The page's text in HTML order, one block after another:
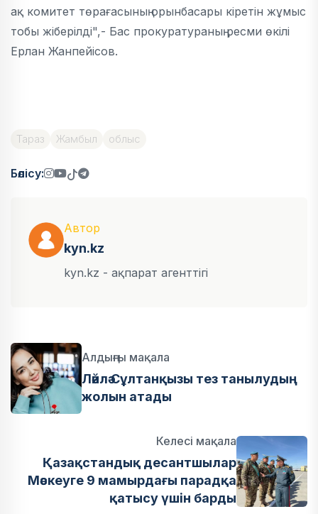
ақ комитет төрағасының орынбасары кіретін жұмыс
тобы жіберілді",- Бас прокуратураның ресми өкілі
Ерлан Жанпейісов.
Тараз Жамбыл облыс
Бөлісу:
Автор
kyn.kz
kyn.kz - ақпарат агенттігі
Алдыңғы мақала
Ләйлә Сұлтанқызы тез танылудың
жолын атады
Келесі мақала
Қазақстандық десантшылар
Мәскеуге 9 мамырдағы парадқа
қатысу үшін барды